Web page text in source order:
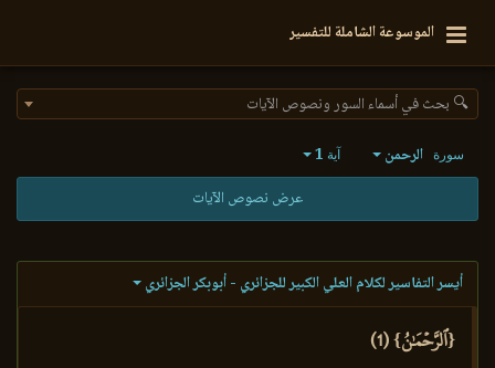
الموسوعة الشاملة للتفسير
🔍 بحث في أسماء السور ونصوص الآيات
سورة الرحمن آية 1
عرض نصوص الآيات
أيسر التفاسير لكلام العلي الكبير للجزائري - أبوبكر الجزائري
{ٱلرَّحۡمَٰنُ} (1)